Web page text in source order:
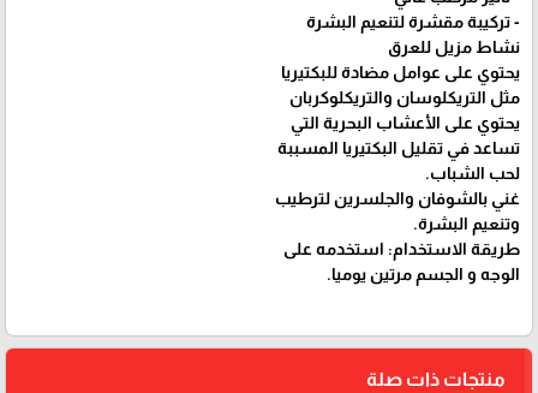
- تركيبة مقشرة لتنعيم البشرة
نشاط مزيل للعرق
يحتوي على عوامل مضادة للبكتيريا
مثل التريكلوسان والتريكلوكربان
يحتوي على الأعشاب البحرية التي
تساعد في تقليل البكتيريا المسببة
لحب الشباب.
غني بالشوفان والجلسرين لترطيب
وتنعيم البشرة.
طريقة الاستخدام: استخدمه على
الوجه و الجسم مرتين يوميا.
منتجات ذات صلة